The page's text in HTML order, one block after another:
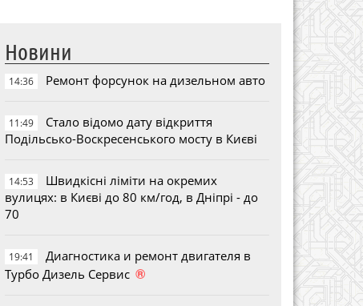
Новини
14:36 Ремонт форсунок на дизельном авто
11:49
Стало відомо дату відкриття
Подільсько-Воскресенського мосту в Києві
14:53
Швидкісні ліміти на окремих
вулицях: в Києві до 80 км/год, в Дніпрі - до
70
19:41
Диагностика и ремонт двигателя в
Турбо Дизель Сервис ®